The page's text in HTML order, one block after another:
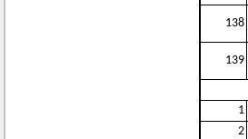
138
139
1
2